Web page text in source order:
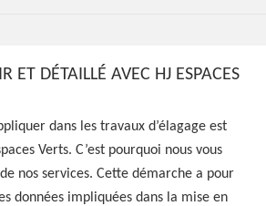
ET DÉTAILLÉ AVEC HJ ESPACES
dans les travaux d’élagage est
Verts. C’est pourquoi nous vous
nos services. Cette démarche a pour
données impliquées dans la mise en